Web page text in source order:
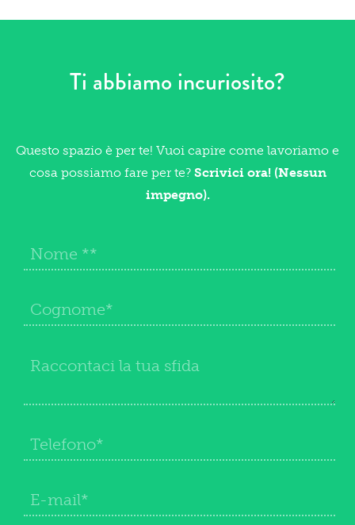
Ti abbiamo incuriosito?
Questo spazio è per te! Vuoi capire come lavoriamo e
cosa possiamo fare per te? Scrivici ora! (Nessun
impegno).